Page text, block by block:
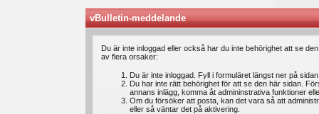
förbättras. Välkommen!
Bli medlem gratishos oss och du kommer att få möjlighet att skapa trådar, skriva
vBulletin-meddelande
Du är inte inloggad eller också har du inte behörighet att se
av flera orsaker:
Du är inte inloggad. Fyll i formuläret längst ner på
Du har inte rätt behörighet för att se den här sidan.
annans inlägg, komma åt admininstrativa funktioner
Om du försöker att posta, kan det vara så att
eller så väntar det på aktivering.